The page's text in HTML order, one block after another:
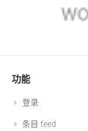
功能
登录
条目 feed